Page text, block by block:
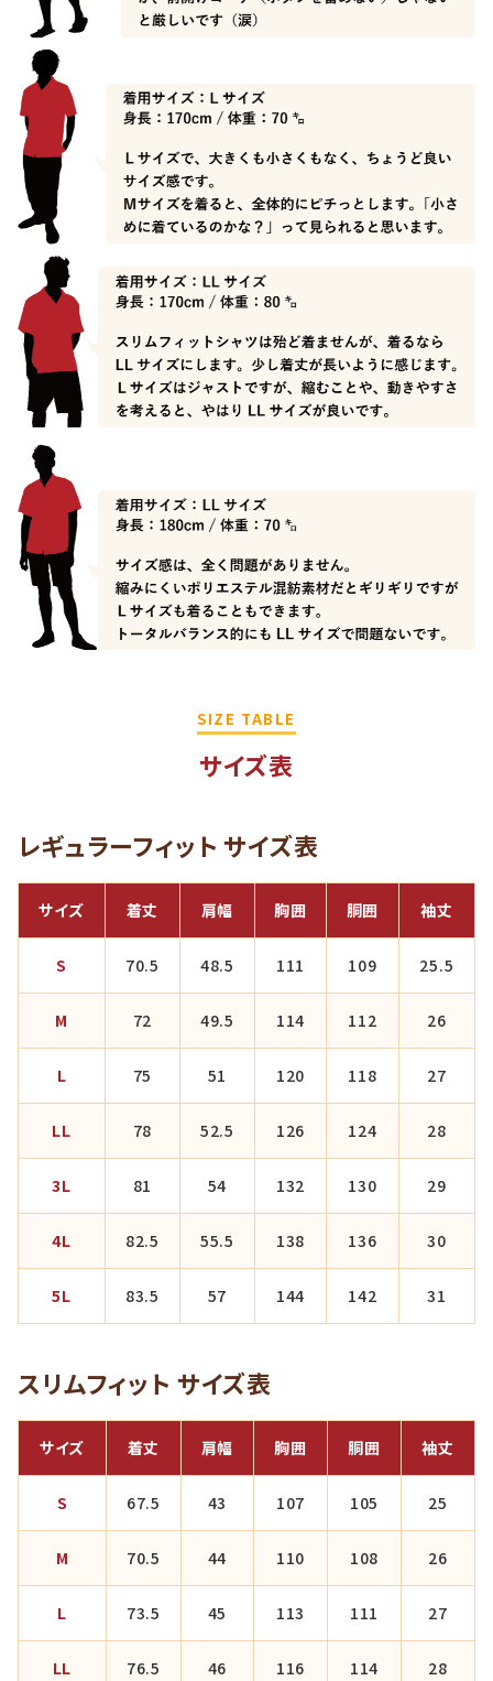
SIZE TABLE
サイズ表
レギュラーフィット サイズ表
サイズ 着丈 肩幅 胸囲 胴囲 袖丈
S 70.5 48.5 111 109 25.5
M 72 49.5 114 112 26
L 75 51 120 118 27
LL 78 52.5 126 124 28
3L 81 54 132 130 29
4L 82.5 55.5 138 136 30
5L 83.5 57 144 142 31
スリムフィット サイズ表
サイズ 着丈 肩幅 胸囲 胴囲 袖丈
S 67.5 43 107 105 25
M 70.5 44 110 108 26
L 73.5 45 113 111 27
LL 76.5 46 116 114 28